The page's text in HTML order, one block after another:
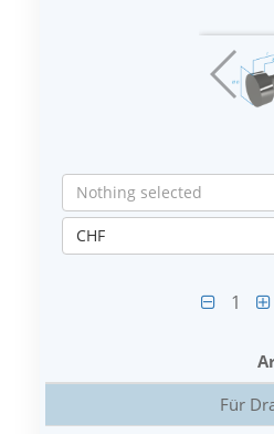
Nothing selected
CHF
1
Für